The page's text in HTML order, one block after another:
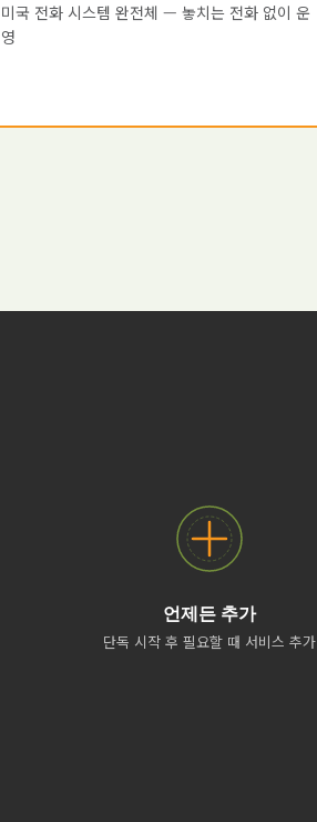
미국 전화 시스템 완전체 — 놓치는 전화 없이 운
영
언제든 추가
단독 시작 후 필요할 때 서비스 추가